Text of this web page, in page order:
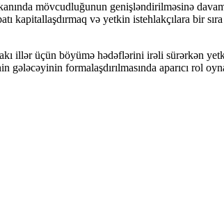
mövcudluğunun genişləndirilməsinə
kapitallaşdırmaq və yetkin istehlakçılara bir
illər üçün böyümə hədəflərini irəli sürərkən
formalaşdırılmasında aparıcı rol